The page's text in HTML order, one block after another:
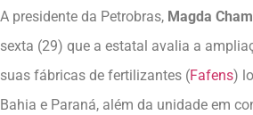
A presidente da Petrobras, Magda
sexta (29) que a estatal avalia a
suas fábricas de fertilizantes (Fafens)
Bahia e Paraná, além da unidade em